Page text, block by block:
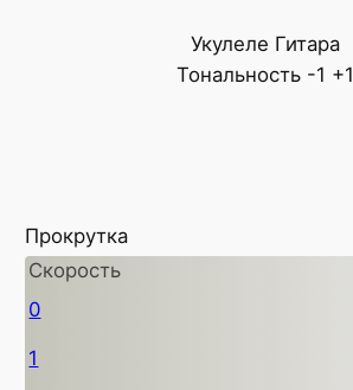
Укулеле Гитара
Тональность -1 +1
Прокрутка
Скорость
0
1